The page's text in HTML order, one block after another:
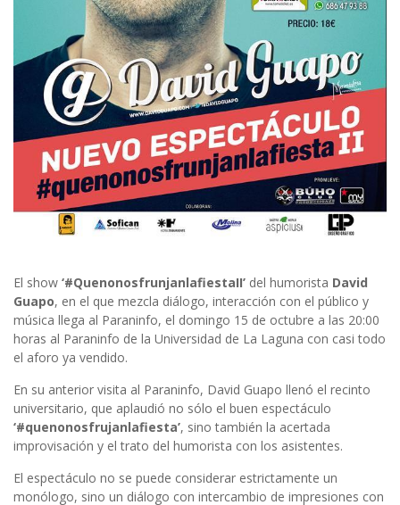
El show ‘#QuenonosfrunjanlafiestaII’ del humorista David
Guapo, en el que mezcla diálogo, interacción con el público y
música llega al Paraninfo, el domingo 15 de octubre a las 20:00
horas al Paraninfo de la Universidad de La Laguna con casi todo
el aforo ya vendido.
En su anterior visita al Paraninfo, David Guapo llenó el recinto
universitario, que aplaudió no sólo el buen espectáculo
‘#quenonosfrujanlafiesta’, sino también la acertada
improvisación y el trato del humorista con los asistentes.
El espectáculo no se puede considerar estrictamente un
monólogo, sino un diálogo con intercambio de impresiones con